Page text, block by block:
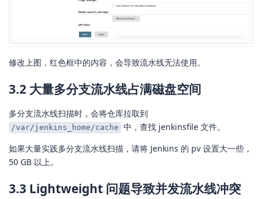
修改上图，红色框中的内容，会导致流水线无法使用。
3.2 大量多分支流水线占满磁盘空间
多分支流水线扫描时，会将仓库拉取到
/var/jenkins_home/cache 中，查找 jenkinsfile 文件。
如果大量实践多分支流水线扫描，请将 Jenkins 的 pv 设置大一些，
50 GB 以上。
3.3 Lightweight 问题导致并发流水线冲突